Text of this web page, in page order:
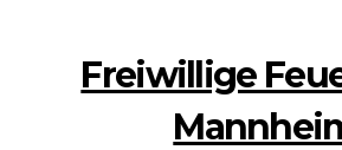
Freiwillige